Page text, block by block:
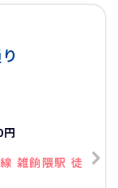
雑餉隈駅 徒